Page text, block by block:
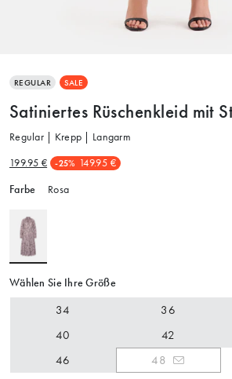
REGULAR SALE
Satiniertes Rüschenkleid mit
Regular | Krepp | Langarm
199.95 € -25% 149.95 €
Farbe Rosa
Wählen Sie Ihre Größe
34 36
40
42
46
48